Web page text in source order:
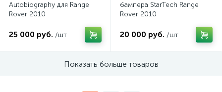
Autobiography для Range
Rover 2010
25 000 руб. /шт
бампера StarTech Range
Rover 2010
20 000 руб. /шт
Показать больше товаров